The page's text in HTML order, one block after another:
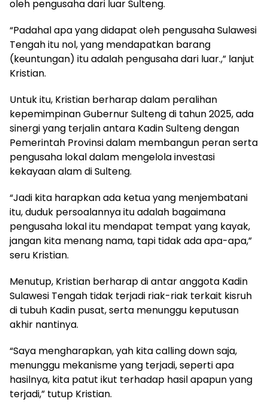
oleh pengusaha dari luar Sulteng.
“Padahal apa yang didapat oleh pengusaha Sulawesi
Tengah itu nol, yang mendapatkan barang
(keuntungan) itu adalah pengusaha dari luar.,” lanjut
Kristian.
Untuk itu, Kristian berharap dalam peralihan
kepemimpinan Gubernur Sulteng di tahun 2025, ada
sinergi yang terjalin antara Kadin Sulteng dengan
Pemerintah Provinsi dalam membangun peran serta
pengusaha lokal dalam mengelola investasi
kekayaan alam di Sulteng.
“Jadi kita harapkan ada ketua yang menjembatani
itu, duduk persoalannya itu adalah bagaimana
pengusaha lokal itu mendapat tempat yang kayak,
jangan kita menang nama, tapi tidak ada apa-apa,”
seru Kristian.
Menutup, Kristian berharap di antar anggota Kadin
Sulawesi Tengah tidak terjadi riak-riak terkait kisruh
di tubuh Kadin pusat, serta menunggu keputusan
akhir nantinya.
“Saya mengharapkan, yah kita calling down saja,
menunggu mekanisme yang terjadi, seperti apa
hasilnya, kita patut ikut terhadap hasil apapun yang
terjadi,” tutup Kristian.